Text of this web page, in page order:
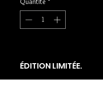
ÉDITION LIMITÉE.